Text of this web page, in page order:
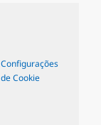
Configurações
de Cookie